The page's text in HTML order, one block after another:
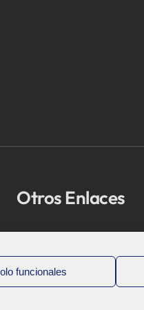
funcionales
Otros Enlaces
Bioef
Gobierno Vasco